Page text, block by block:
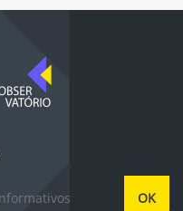
OK